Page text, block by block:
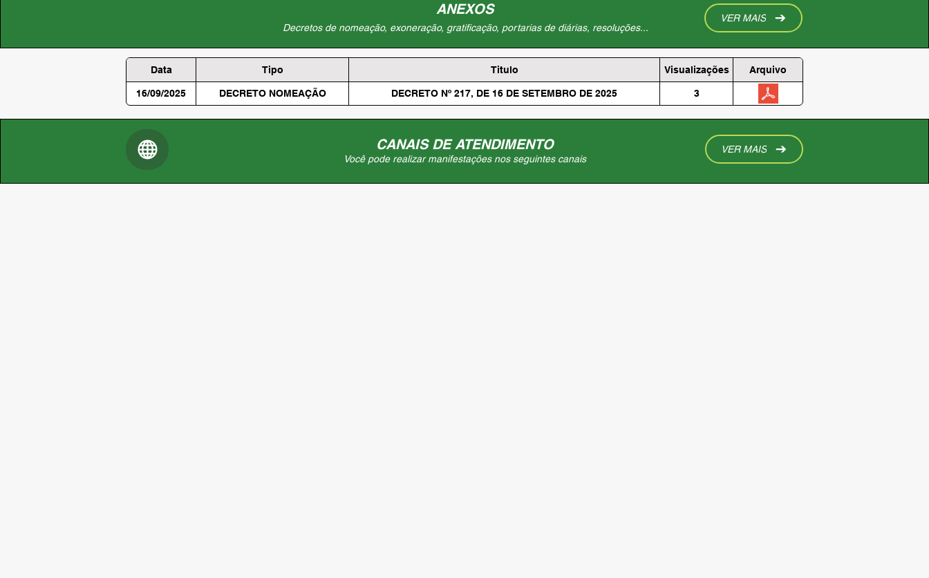
ANEXOS
Decretos de nomeação, exoneração, gratificação, portarias de diárias, resoluções...
VER MAIS
Data Tipo Titulo Visualizações Arquivo
16/09/2025 DECRETO NOMEAÇÃO DECRETO Nº 217, DE 16 DE SETEMBRO DE 2025 3
CANAIS DE ATENDIMENTO
Você pode realizar manifestações nos seguintes canais
VER MAIS